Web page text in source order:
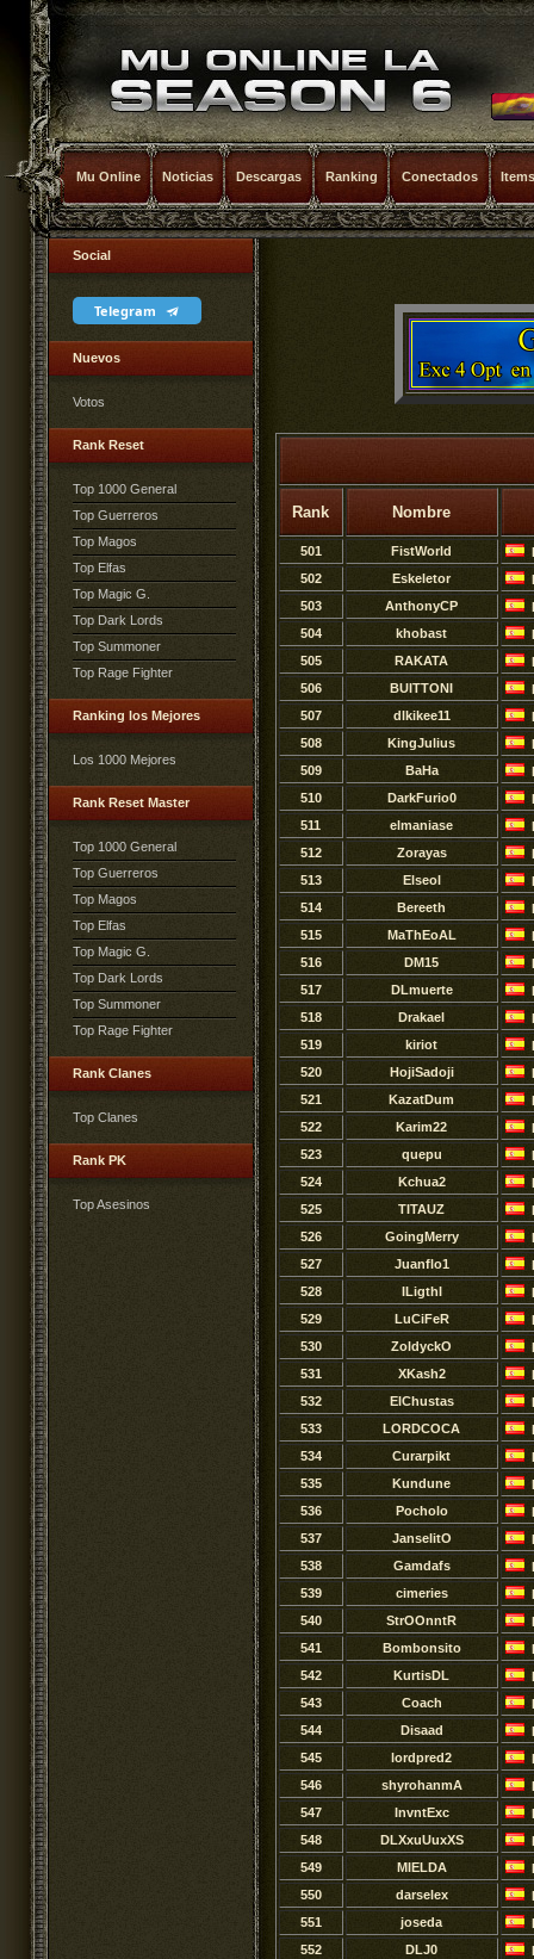
Mu Online Noticias Descargas Ranking Conectados Items
Social
Telegram
Nuevos
Votos
Rank Reset
Top 1000 General
Top Guerreros
Top Magos
Top Elfas
Top Magic G.
Top Dark Lords
Top Summoner
Top Rage Fighter
Ranking los Mejores
Los 1000 Mejores
Rank Reset Master
Top 1000 General
Top Guerreros
Top Magos
Top Elfas
Top Magic G.
Top Dark Lords
Top Summoner
Top Rage Fighter
Rank Clanes
Top Clanes
Rank PK
Top Asesinos
Rank Nombre
501 FistWorld
502
Eskeletor
503
AnthonyCP
504
khobast
505
RAKATA
506
BUITTONI
507
dlkikee11
508
KingJulius
509
BaHa
510
DarkFurio0
511
elmaniase
512
Zorayas
513
Elseol
514
Bereeth
515
MaThEoAL
516
DM15
517
DLmuerte
518
Drakael
519
kiriot
520
HojiSadoji
521
KazatDum
522
Karim22
523
quepu
524
Kchua2
525
TITAUZ
526
GoingMerry
527
Juanflo1
528
ILigthI
529
LuCiFeR
530
ZoldyckO
531
XKash2
532
ElChustas
533
LORDCOCA
534
Curarpikt
535
Kundune
536
Pocholo
537
JanselitO
538
Gamdafs
539
cimeries
540
StrOOnntR
541
Bombonsito
542
KurtisDL
543
Coach
544
Disaad
545
lordpred2
546
shyrohanmA
547
InvntExc
548
DLXxuUuxXS
549
MIELDA
550
darselex
551
joseda
552
DLJ0